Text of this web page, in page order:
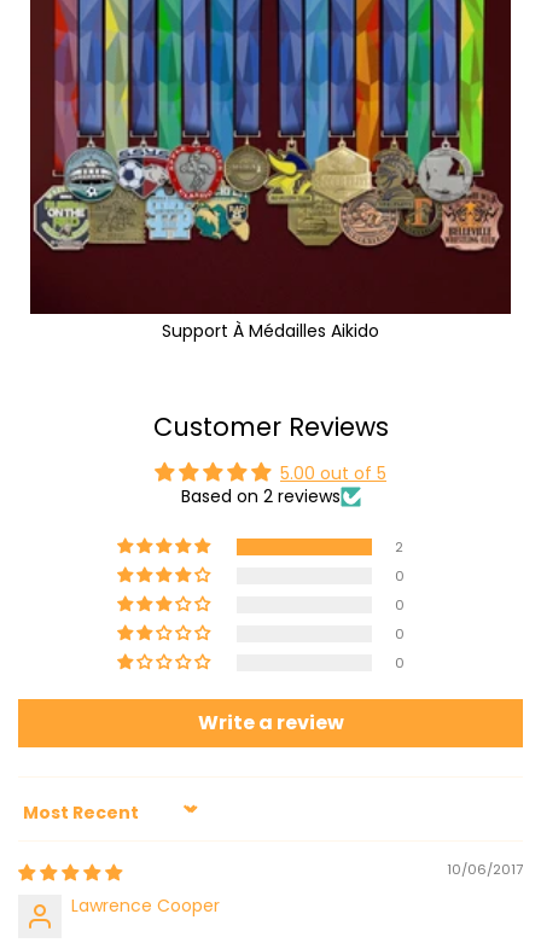
Support À Médailles Aikido
Customer Reviews
5.00 out of 5
Based on 2 reviews
2
0
0
0
0
Write a review
Sort by
10/06/2017
Lawrence Cooper